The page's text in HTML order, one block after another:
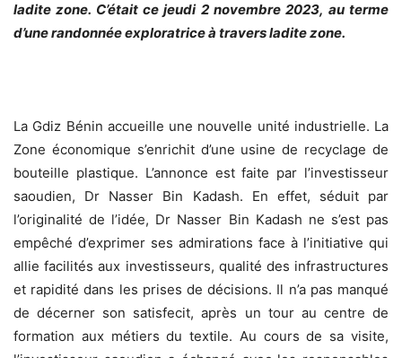
ladite zone. C’était ce jeudi 2 novembre 2023, au terme
d’une randonnée exploratrice à travers ladite zone.
La Gdiz Bénin accueille une nouvelle unité industrielle. La
Zone économique s’enrichit d’une usine de recyclage de
bouteille plastique. L’annonce est faite par l’investisseur
saoudien, Dr Nasser Bin Kadash. En effet, séduit par
l’originalité de l’idée, Dr Nasser Bin Kadash ne s’est pas
empêché d’exprimer ses admirations face à l’initiative qui
allie facilités aux investisseurs, qualité des infrastructures
et rapidité dans les prises de décisions. Il n’a pas manqué
de décerner son satisfecit, après un tour au centre de
formation aux métiers du textile. Au cours de sa visite,